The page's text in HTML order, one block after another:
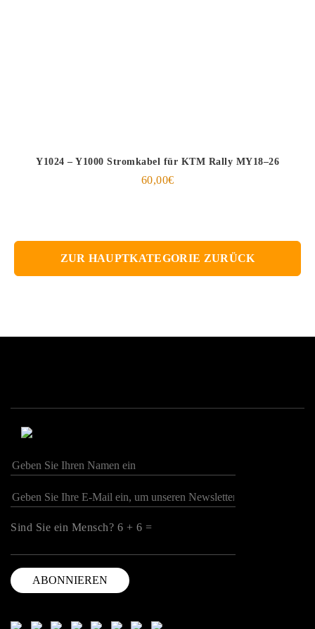
Y1024 – Y1000 Stromkabel für KTM Rally MY18–26
60,00€
ZUR HAUPTKATEGORIE ZURÜCK
Sind Sie ein Mensch? 6 + 6 =